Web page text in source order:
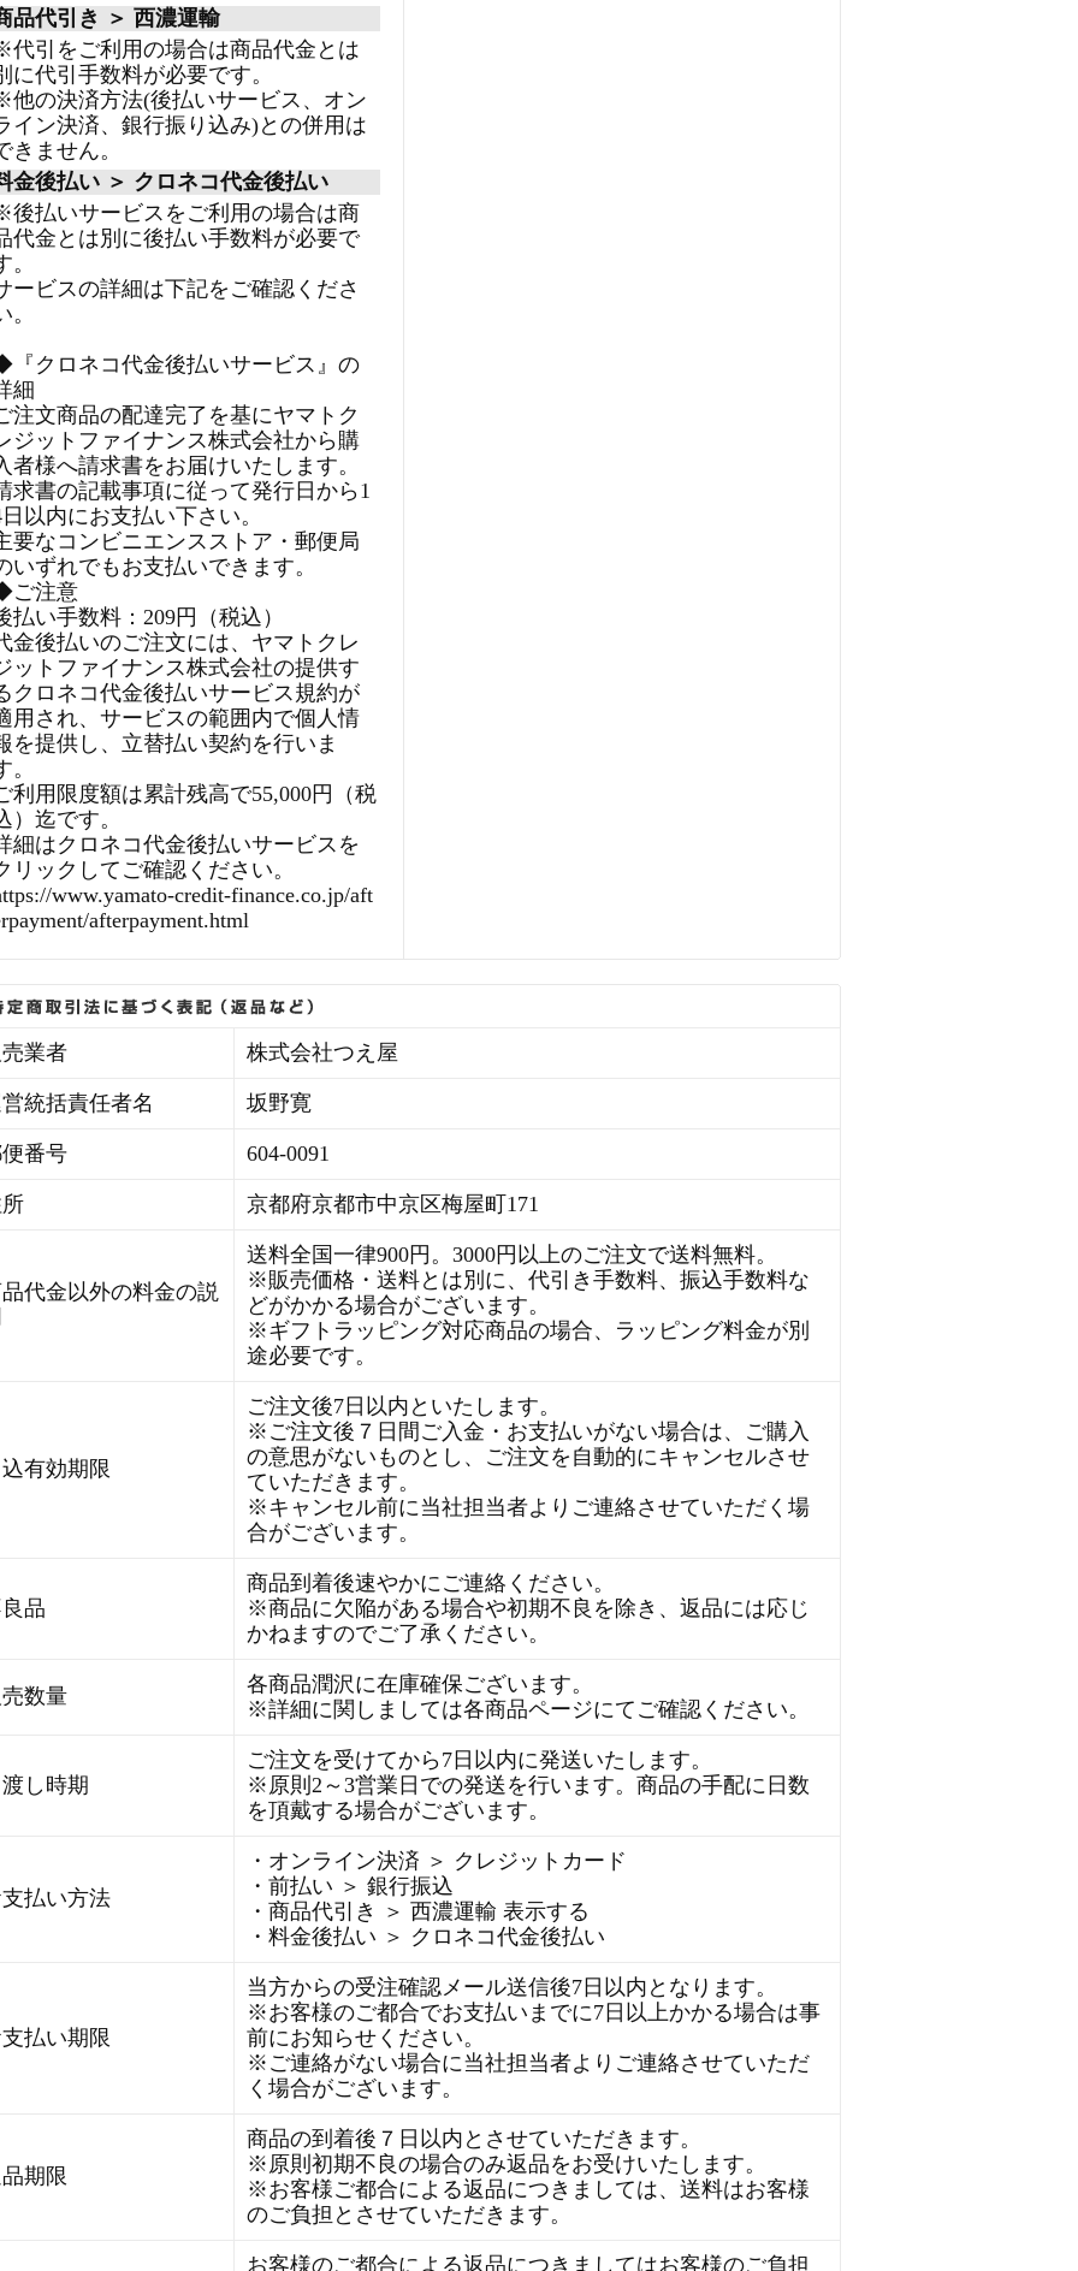
品代引き ＞ 西濃運輸
引をご利用の場合は商品代金とは
に代引手数料が必要です。
の決済方法(後払いサービス、オン
イン決済、銀行振り込み)との併用は
きません。
金後払い ＞ クロネコ代金後払い
後払いサービスをご利用の場合は商
代金とは別に後払い手数料が必要で
。
ービスの詳細は下記をご確認くださ
。
『クロネコ代金後払いサービス』の
細
注文商品の配達完了を基にヤマトク
ジットファイナンス株式会社から購
者様へ請求書をお届けいたします。
求書の記載事項に従って発行日から1
以内にお支払い下さい。
要なコンビニエンスストア・郵便局
いずれでもお支払いできます。
ご注意
払い手数料：209円（税込）
金後払いのご注文には、ヤマトクレ
ットファイナンス株式会社の提供す
クロネコ代金後払いサービス規約が
用され、サービスの範囲内で個人情
を提供し、立替払い契約を行いま
。
利用限度額は累計残高で55,000円（税
）迄です。
細はクロネコ代金後払いサービスを
リックしてご確認ください。
www.yamato-credit-finance.co.jp/aft
afterpayment.html
業者 株式会社つえ屋
統括責任者名 坂野寛
番号 604-0091
京都府京都市中京区梅屋町171
代金以外の料金の説
送料全国一律900円。3000円以上のご注文で送料無料。
※販売価格・送料とは別に、代引き手数料、振込手数料な
どがかかる場合がございます。
※ギフトラッピング対応商品の場合、ラッピング料金が別
途必要です。
有効期限
ご注文後7日以内といたします。
※ご注文後７日間ご入金・お支払いがない場合は、ご購入
の意思がないものとし、ご注文を自動的にキャンセルさせ
ていただきます。
※キャンセル前に当社担当者よりご連絡させていただく場
合がございます。
品
商品到着後速やかにご連絡ください。
※商品に欠陥がある場合や初期不良を除き、返品には応じ
かねますのでご了承ください。
数量
各商品潤沢に在庫確保ございます。
※詳細に関しましては各商品ページにてご確認ください。
し時期
ご注文を受けてから7日以内に発送いたします。
※原則2～3営業日での発送を行います。商品の手配に日数
を頂戴する場合がございます。
払い方法
・オンライン決済 ＞ クレジットカード
・前払い ＞ 銀行振込
・商品代引き ＞ 西濃運輸 表示する
・料金後払い ＞ クロネコ代金後払い
払い期限
当方からの受注確認メール送信後7日以内となります。
※お客様のご都合でお支払いまでに7日以上かかる場合は事
前にお知らせください。
※ご連絡がない場合に当社担当者よりご連絡させていただ
く場合がございます。
期限
商品の到着後７日以内とさせていただきます。
※原則初期不良の場合のみ返品をお受けいたします。
※お客様ご都合による返品につきましては、送料はお客様
のご負担とさせていただきます。
お客様のご都合による返品につきましてはお客様のご負担